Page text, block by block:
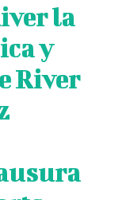
la
y
River